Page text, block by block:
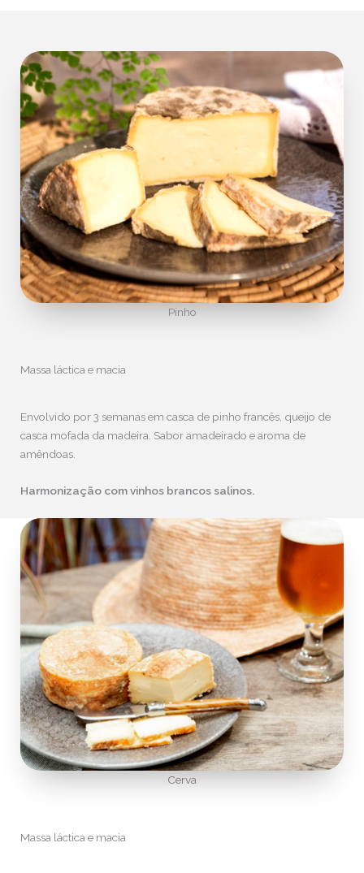
Pinho
Massa láctica e macia
Envolvido por 3 semanas em casca de pinho francês, queijo de
casca mofada da madeira. Sabor amadeirado e aroma de
amêndoas.
Harmonização com vinhos brancos salinos.
Cerva
Massa láctica e macia